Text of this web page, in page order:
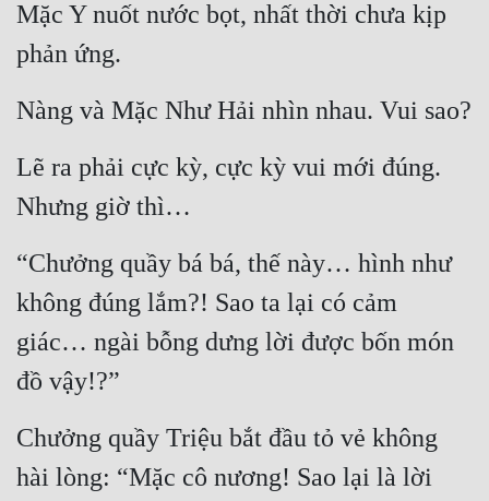
Mặc Y nuốt nước bọt, nhất thời chưa kịp
phản ứng.
Nàng và Mặc Như Hải nhìn nhau. Vui sao?
Lẽ ra phải cực kỳ, cực kỳ vui mới đúng.
Nhưng giờ thì…
“Chưởng quầy bá bá, thế này… hình như
không đúng lắm?! Sao ta lại có cảm
giác… ngài bỗng dưng lời được bốn món
đồ vậy!?”
Chưởng quầy Triệu bắt đầu tỏ vẻ không
hài lòng: “Mặc cô nương! Sao lại là lời